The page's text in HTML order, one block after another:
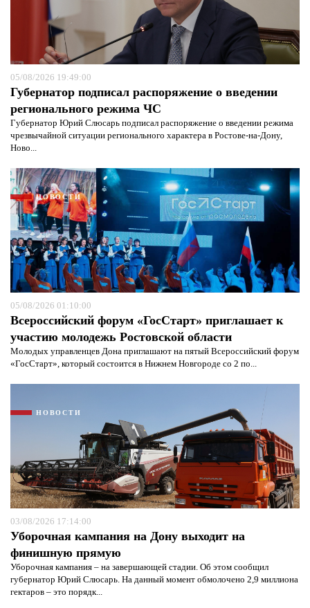
05/08/2026 19:49:00
Губернатор подписал распоряжение о введении
регионального режима ЧС
Губернатор Юрий Слюсарь подписал распоряжение о введении режима
чрезвычайной ситуации регионального характера в Ростове-на-Дону,
Ново...
НОВОСТИ
05/08/2026 01:10:00
Всероссийский форум «ГосСтарт» приглашает к
участию молодежь Ростовской области
Молодых управленцев Дона приглашают на пятый Всероссийский форум
«ГосСтарт», который состоится в Нижнем Новгороде со 2 по...
НОВОСТИ
03/08/2026 17:14:00
Уборочная кампания на Дону выходит на
финишную прямую
Уборочная кампания – на завершающей стадии. Об этом сообщил
губернатор Юрий Слюсарь. На данный момент обмолочено 2,9 миллиона
гектаров – это порядк...
Я согласен сполитикой конфиденциальности и
защиты информации*
Я согласен с политикой конфиденциальности и
защиты информации*